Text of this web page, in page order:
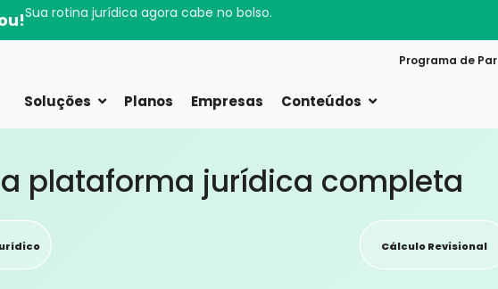
Sua rotina jurídica agora cabe no bolso.
Programa de
Soluções Planos Empresas Conteúdos
plataforma jurídica completa
Cálculo Revisional